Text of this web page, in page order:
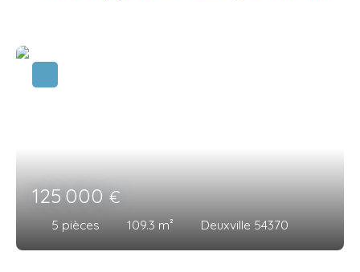
125 000€
5 pièces 109.3 m² Deuxville 54370